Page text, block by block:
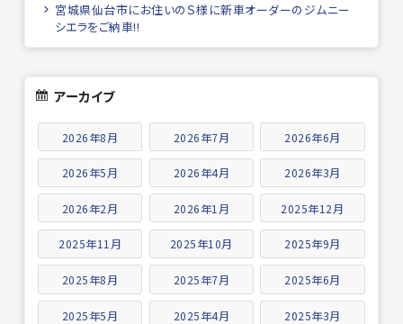
宮城県仙台市にお住いのＳ様に新車オーダーのジムニー
シエラをご納車!!
アーカイブ
2026年8月 2026年7月 2026年6月
2026年5月 2026年4月 2026年3月
2026年2月 2026年1月 2025年12月
2025年11月 2025年10月 2025年9月
2025年8月 2025年7月 2025年6月
2025年5月 2025年4月 2025年3月